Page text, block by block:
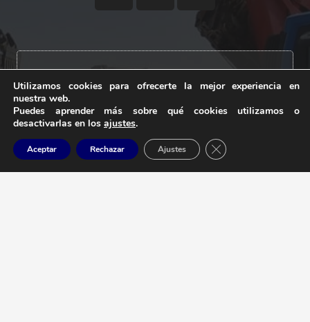
Contacto
info@industrialcanaria.com
+34 928 83 39 70
Carretera Arrecife a Tias km 7,300 /
Utilizamos cookies para ofrecerte la mejor experiencia en
nuestra web.
Puedes aprender más sobre qué cookies utilizamos o
desactivarlas en los ajustes.
Aceptar Rechazar Ajustes Cerrar el banner de